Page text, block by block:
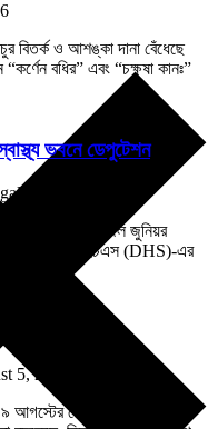
বিতর্ক ও আশঙ্কা দানা বেঁধেছে
বধির” এবং “চক্ষুষা কানঃ”
ভবনে ডেপুটেশন
ও ওয়েস্ট বেঙ্গল জুনিয়র
(DME) ও ডিএইচএস (DHS)-এর
5, 2026
৯ আগস্টের সেই নৃশংস অপরাধ